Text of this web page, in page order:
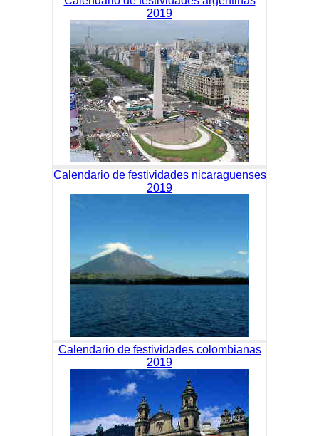
2019
Calendario de festividades nicaraguenses
2019
Calendario de festividades colombianas
2019